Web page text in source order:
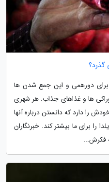
گذرد؟
دورهمی و این جمع شدن ها
ها و غذاهای جذاب. هر شهری
دارد که دانستن درباره آنها
را برای ما بیشتر کند. خبرنگاران
فکرش...